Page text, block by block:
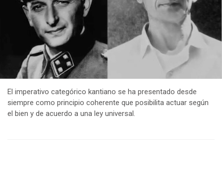
El imperativo categórico kantiano se ha presentado desde
siempre como principio coherente que posibilita actuar según
el bien y de acuerdo a una ley universal.